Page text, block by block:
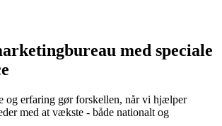
med speciale
og erfaring gør forskellen, når vi hjælper
med at vækste - både nationalt og